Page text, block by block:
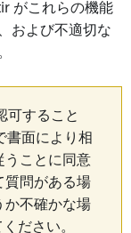
がこれらの機能
および不適切な
可すること
書面により相
うことに同意
質問がある場
か不確かな場
ださい。